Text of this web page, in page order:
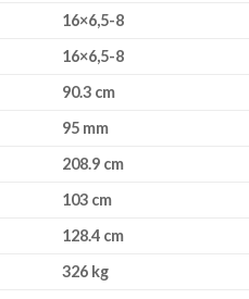
16×6,5-8
16×6,5-8
90.3 cm
95 mm
208.9 cm
103 cm
128.4 cm
326 kg